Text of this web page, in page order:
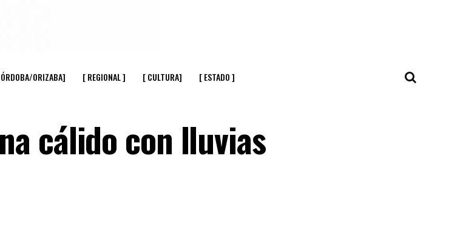
ORIZABA] [ REGIONAL ] [ CULTURA] [ ESTADO ]
cálido con lluvias